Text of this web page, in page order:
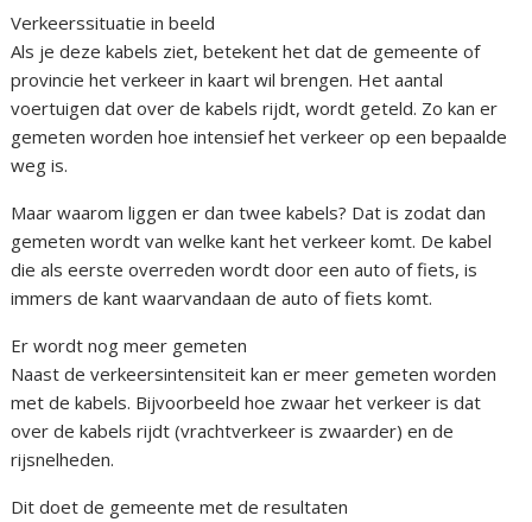
Verkeerssituatie in beeld
Als je deze kabels ziet, betekent het dat de gemeente of
provincie het verkeer in kaart wil brengen. Het aantal
voertuigen dat over de kabels rijdt, wordt geteld. Zo kan er
gemeten worden hoe intensief het verkeer op een bepaalde
weg is.
Maar waarom liggen er dan twee kabels? Dat is zodat dan
gemeten wordt van welke kant het verkeer komt. De kabel
die als eerste overreden wordt door een auto of fiets, is
immers de kant waarvandaan de auto of fiets komt.
Er wordt nog meer gemeten
Naast de verkeersintensiteit kan er meer gemeten worden
met de kabels. Bijvoorbeeld hoe zwaar het verkeer is dat
over de kabels rijdt (vrachtverkeer is zwaarder) en de
rijsnelheden.
Dit doet de gemeente met de resultaten